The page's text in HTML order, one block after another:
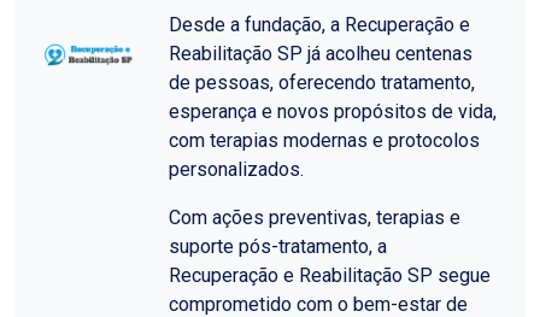
Desde a fundação, a Recuperação e
Reabilitação SP já acolheu centenas
de pessoas, oferecendo tratamento,
esperança e novos propósitos de vida,
com terapias modernas e protocolos
personalizados.
Com ações preventivas, terapias e
suporte pós-tratamento, a
Recuperação e Reabilitação SP segue
comprometido com o bem-estar de